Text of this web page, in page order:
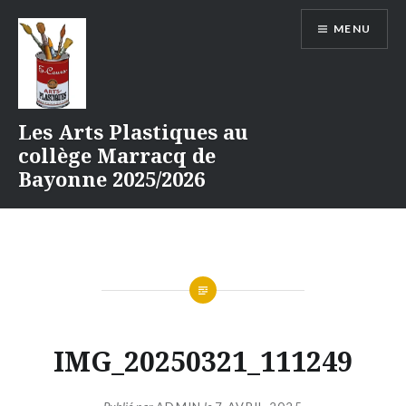
contenu
Les Arts Plastiques au
collège Marracq de
Bayonne 2025/2026
MENU
IMG_20250321_111249